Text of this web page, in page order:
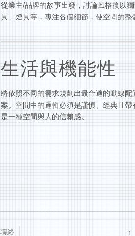
從業主/品牌的故事出發，討論風格後以
具、燈具等，專注各個細節，使空間的整
生活與機能性
將依照不同的需求規劃出最合適的動線
案。空間中的邏輯必須是謹慎、經典且
是一種空間與人的信賴感。
聯絡 ↑